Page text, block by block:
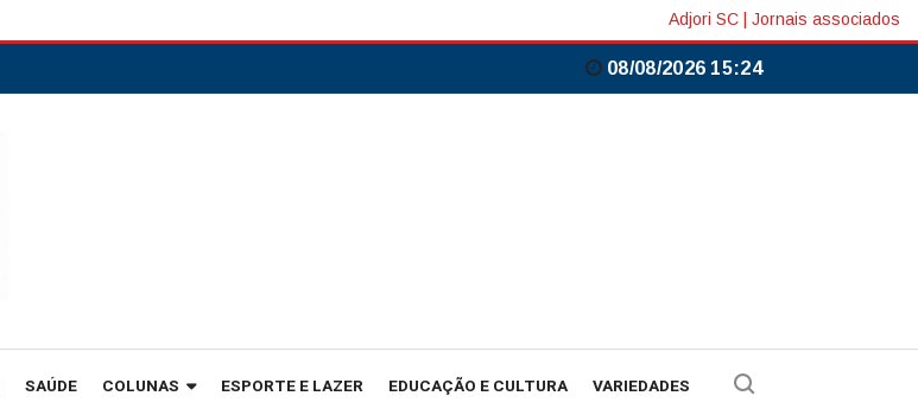
Adjori SC Jornais associados
08/08/2026 15:24
SAÚDE COLUNAS ESPORTE E LAZER EDUCAÇÃO E CULTURA VARIEDADES